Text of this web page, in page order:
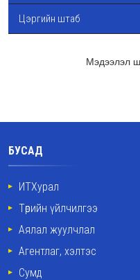
Цэргийн штаб
Мэдээлэл
БУСАД
ИТХурал
Төрийн үйлчилгээ
Аялал жуулчлал
Агентлаг, хэлтэс
Сумд